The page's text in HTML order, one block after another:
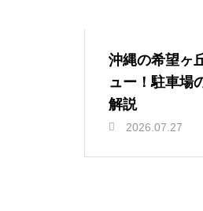
沖縄の希望ヶ
ュー！駐車場
解説
2026.07.27